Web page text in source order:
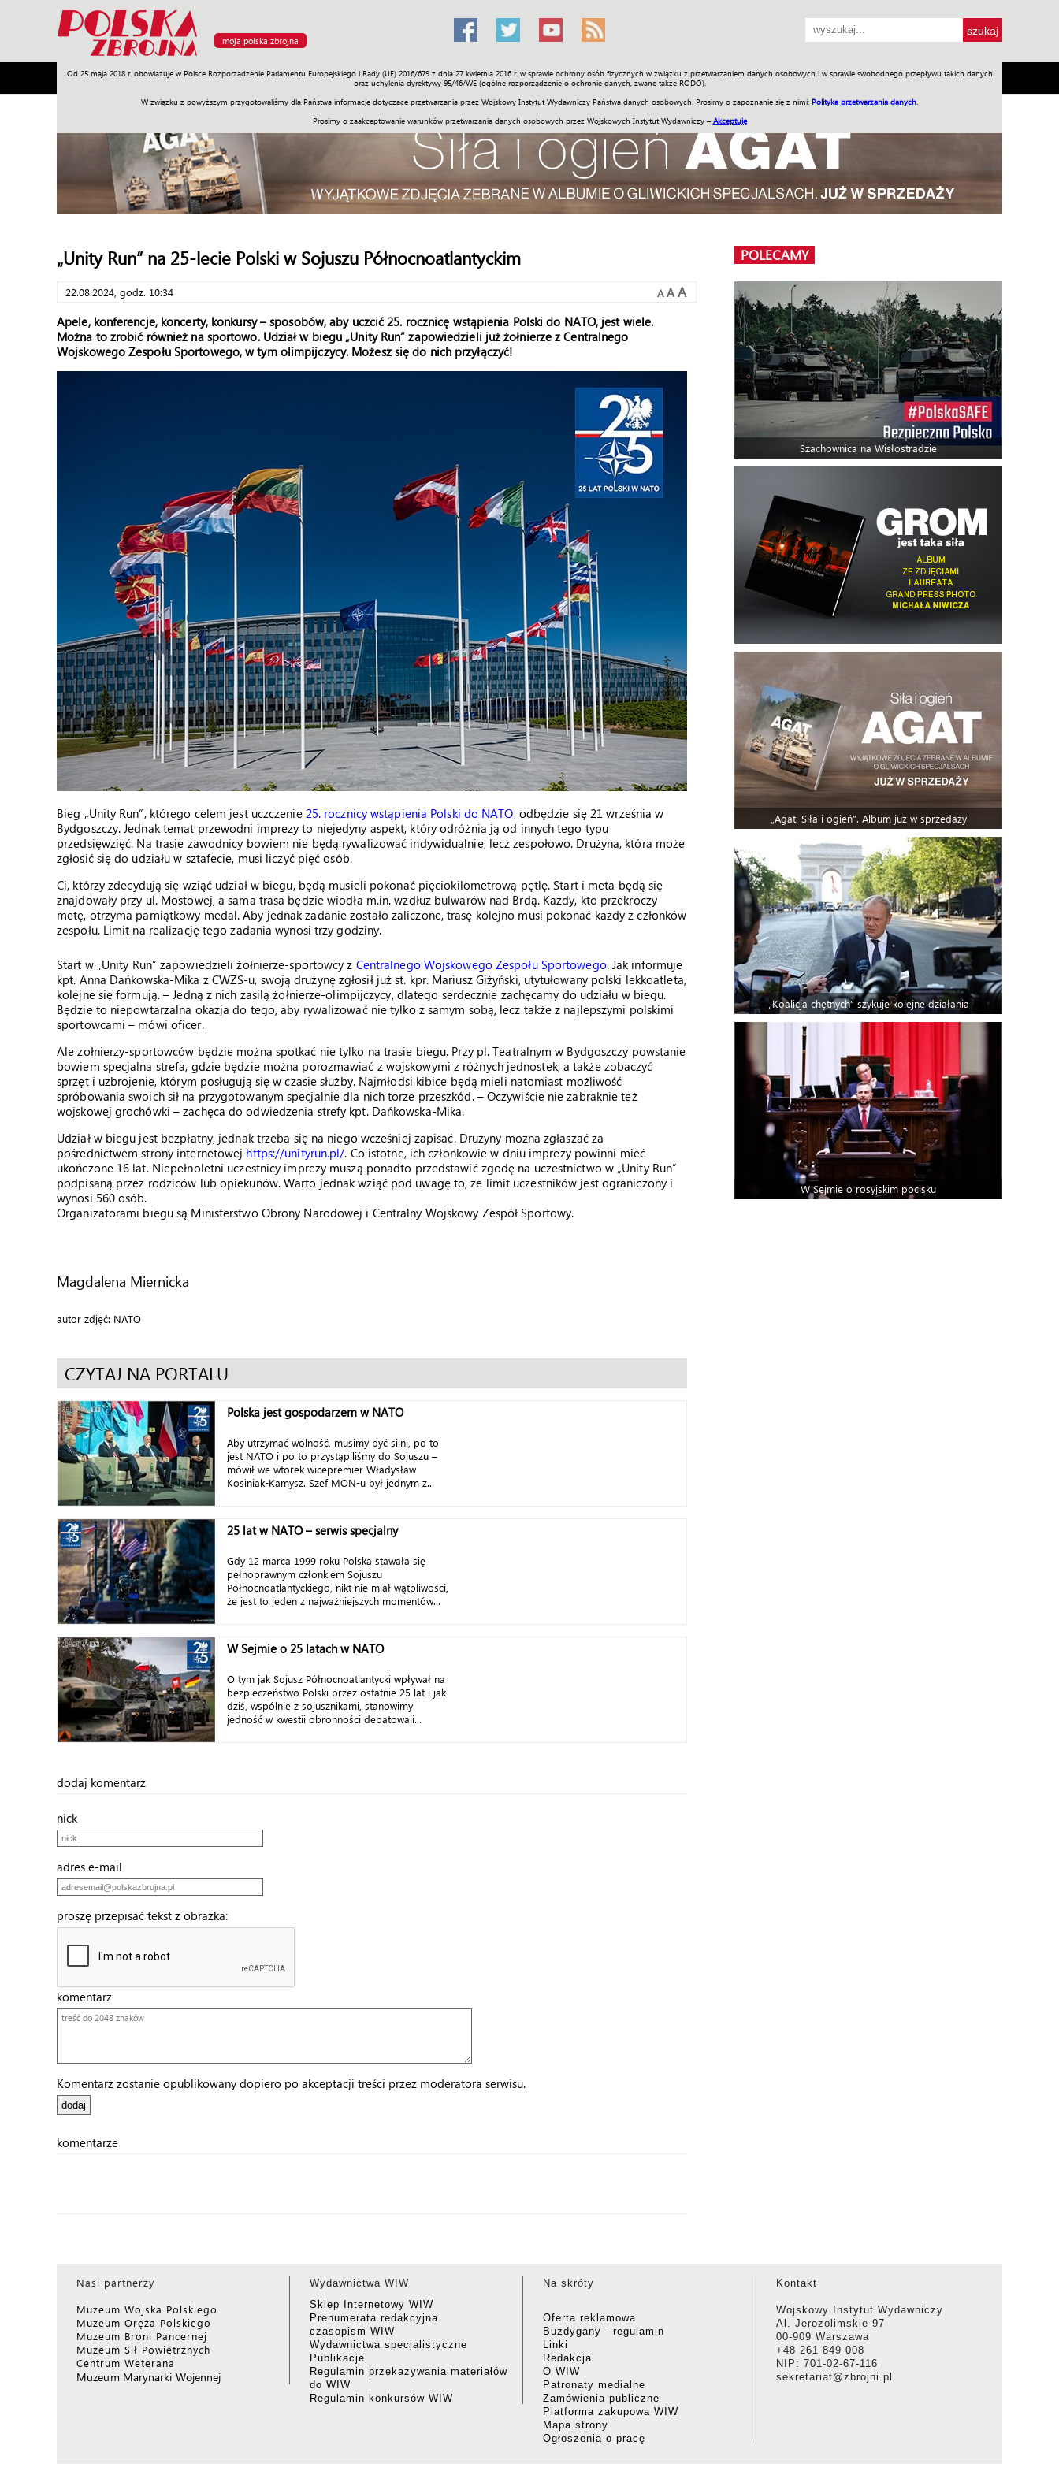
moja polska zbrojna
Od 25 maja 2018 r. obowiązuje w Polsce Rozporządzenie Parlamentu Europejskiego i Rady (UE) 2016/679 z dnia 27 kwietnia 2016 r. w sprawie ochrony osób fizycznych w związku z przetwarzaniem danych osobowych i w sprawie swobodnego przepływu takich danych
oraz uchylenia dyrektywy 95/46/WE (ogólne rozporządzenie o ochronie danych, zwane także RODO).
W związku z powyższym przygotowaliśmy dla Państwa informacje dotyczące przetwarzania przez Wojskowy Instytut Wydawniczy Państwa danych osobowych. Prosimy o zapoznanie się z nimi: Polityka przetwarzania danych
Prosimy o zaakceptowanie warunków przetwarzania danych osobowych przez Wojskowych Instytut Wydawniczy – Akceptuję
Armia Poligon Sprzęt Misje Polityka Prawo Świat Społeczność Sport Historia Galerie Wideo ENGLISH SKLEP Jednodniówki Praca w WIW
„Unity Run” na 25-lecie Polski w Sojuszu Północnoatlantyckim
22.08.2024, godz. 10:34 A A A
Apele, konferencje, koncerty, konkursy – sposobów, aby uczcić 25. rocznicę wstąpienia Polski do NATO, jest wiele.
Można to zrobić również na sportowo. Udział w biegu „Unity Run” zapowiedzieli już żołnierze z Centralnego
Wojskowego Zespołu Sportowego, w tym olimpijczycy. Możesz się do nich przyłączyć!
Bieg „Unity Run”, którego celem jest uczczenie 25. rocznicy wstąpienia Polski do NATO, odbędzie się 21 września w
Bydgoszczy. Jednak temat przewodni imprezy to niejedyny aspekt, który odróżnia ją od innych tego typu
przedsięwzięć. Na trasie zawodnicy bowiem nie będą rywalizować indywidualnie, lecz zespołowo. Drużyna, która może
zgłosić się do udziału w sztafecie, musi liczyć pięć osób.
Ci, którzy zdecydują się wziąć udział w biegu, będą musieli pokonać pięciokilometrową pętlę. Start i meta będą się
znajdowały przy ul. Mostowej, a sama trasa będzie wiodła m.in. wzdłuż bulwarów nad Brdą. Każdy, kto przekroczy
metę, otrzyma pamiątkowy medal. Aby jednak zadanie zostało zaliczone, trasę kolejno musi pokonać każdy z członków
zespołu. Limit na realizację tego zadania wynosi trzy godziny.
Start w „Unity Run” zapowiedzieli żołnierze-sportowcy z Centralnego Wojskowego Zespołu Sportowego. Jak informuje
kpt. Anna Dańkowska-Mika z CWZS-u, swoją drużynę zgłosił już st. kpr. Mariusz Giżyński, utytułowany polski lekkoatleta,
kolejne się formują. – Jedną z nich zasilą żołnierze-olimpijczycy, dlatego serdecznie zachęcamy do udziału w biegu.
Będzie to niepowtarzalna okazja do tego, aby rywalizować nie tylko z samym sobą, lecz także z najlepszymi polskimi
sportowcami – mówi oficer.
Ale żołnierzy-sportowców będzie można spotkać nie tylko na trasie biegu. Przy pl. Teatralnym w Bydgoszczy powstanie
bowiem specjalna strefa, gdzie będzie można porozmawiać z wojskowymi z różnych jednostek, a także zobaczyć
sprzęt i uzbrojenie, którym posługują się w czasie służby. Najmłodsi kibice będą mieli natomiast możliwość
spróbowania swoich sił na przygotowanym specjalnie dla nich torze przeszkód. – Oczywiście nie zabraknie też
wojskowej grochówki – zachęca do odwiedzenia strefy kpt. Dańkowska-Mika.
Udział w biegu jest bezpłatny, jednak trzeba się na niego wcześniej zapisać. Drużyny można zgłaszać za
pośrednictwem strony internetowej https://unityrun.pl/. Co istotne, ich członkowie w dniu imprezy powinni mieć
ukończone 16 lat. Niepełnoletni uczestnicy imprezy muszą ponadto przedstawić zgodę na uczestnictwo w „Unity Run”
podpisaną przez rodziców lub opiekunów. Warto jednak wziąć pod uwagę to, że limit uczestników jest ograniczony i
wynosi 560 osób.
Organizatorami biegu są Ministerstwo Obrony Narodowej i Centralny Wojskowy Zespół Sportowy.
Magdalena Miernicka
autor zdjęć: NATO
CZYTAJ NA PORTALU
Polska jest gospodarzem w NATO
Aby utrzymać wolność, musimy być silni, po to
jest NATO i po to przystąpiliśmy do Sojuszu –
mówił we wtorek wicepremier Władysław
Kosiniak-Kamysz. Szef MON-u był jednym z...
25 lat w NATO – serwis specjalny
Gdy 12 marca 1999 roku Polska stawała się
pełnoprawnym członkiem Sojuszu
Północnoatlantyckiego, nikt nie miał wątpliwości,
że jest to jeden z najważniejszych momentów...
W Sejmie o 25 latach w NATO
O tym jak Sojusz Północnoatlantycki wpływał na
bezpieczeństwo Polski przez ostatnie 25 lat i jak
dziś, wspólnie z sojusznikami, stanowimy
jedność w kwestii obronności debatowali...
dodaj komentarz
nick
adres e-mail
proszę przepisać tekst z obrazka:
komentarz
Komentarz zostanie opublikowany dopiero po akceptacji treści przez moderatora serwisu.
komentarze
POLECAMY
Szachownica na Wisłostradzie
„Agat. Siła i ogień”. Album już w sprzedaży
„Koalicja chętnych” szykuje kolejne działania
W Sejmie o rosyjskim pocisku
Nasi partnerzy
Muzeum Wojska Polskiego
Muzeum Oręża Polskiego
Muzeum Broni Pancernej
Muzeum Sił Powietrznych
Centrum Weterana
Muzeum Marynarki Wojennej
Wydawnictwa WIW
Sklep Internetowy WIW
Prenumerata redakcyjna
czasopism WIW
Wydawnictwa specjalistyczne
Publikacje
Regulamin przekazywania materiałów
do WIW
Regulamin konkursów WIW
Na skróty
Oferta reklamowa
Buzdygany - regulamin
Linki
Redakcja
O WIW
Patronaty medialne
Zamówienia publiczne
Platforma zakupowa WIW
Mapa strony
Ogłoszenia o pracę
Kontakt
Wojskowy Instytut Wydawniczy
Al. Jerozolimskie 97
00-909 Warszawa
+48 261 849 008
NIP: 701-02-67-116
sekretariat@zbrojni.pl